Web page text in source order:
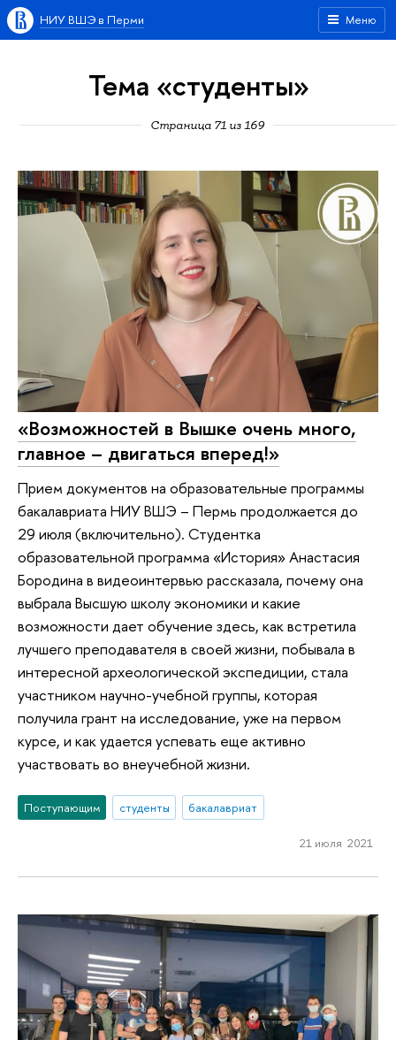
Меню
НИУ ВШЭ в Перми
Тема «студенты»
Страница 71 из 169
«Возможностей в Вышке очень много,
главное – двигаться вперед!»
Прием документов на образовательные программы
бакалавриата НИУ ВШЭ – Пермь продолжается до
29 июля (включительно). Студентка
образовательной программа «История» Анастасия
Бородина в видеоинтервью рассказала, почему она
выбрала Высшую школу экономики и какие
возможности дает обучение здесь, как встретила
лучшего преподавателя в своей жизни, побывала в
интересной археологической экспедиции, стала
участником научно-учебной группы, которая
получила грант на исследование, уже на первом
курсе, и как удается успевать еще активно
участвовать во внеучебной жизни.
Поступающим студенты бакалавриат
21 июля 2021